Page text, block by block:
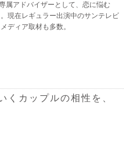
属アドバイザーとして、恋に悩む
現在レギュラー出演中のサンテレビ
ディア取材も多数。
くカップルの相性を、